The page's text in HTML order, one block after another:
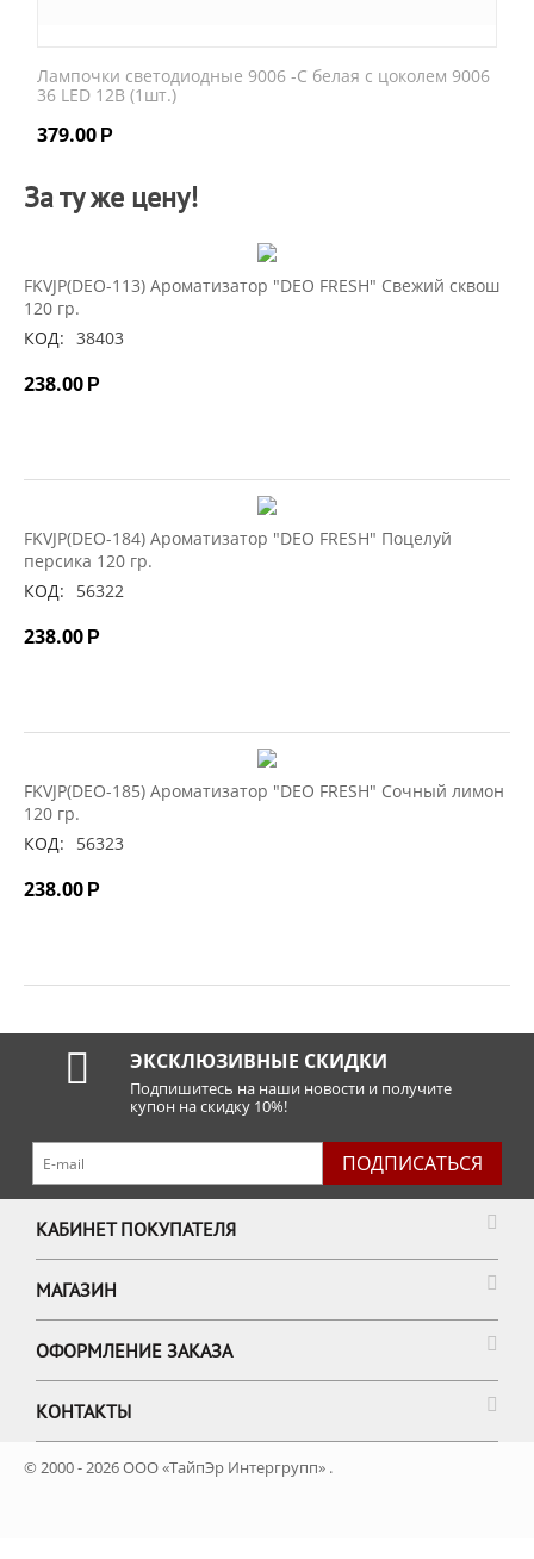
Лампочки светодиодные 9006 -C белая с цоколем 9006
36 LED 12В (1шт.)
379.00 Р
За ту же цену!
FKVJP(DEO-113) Ароматизатор "DEO FRESH" Свежий сквош
120 гр.
КОД: 38403
238.00 Р
FKVJP(DEO-184) Ароматизатор "DEO FRESH" Поцелуй
персика 120 гр.
КОД:
56322
238.00 Р
FKVJP(DEO-185) Ароматизатор "DEO FRESH" Сочный лимон
120 гр.
КОД:
56323
238.00 Р
ЭКСКЛЮЗИВНЫЕ СКИДКИ
Подпишитесь на наши новости и получите
купон на скидку 10%!
ПОДПИСАТЬСЯ
КАБИНЕТ ПОКУПАТЕЛЯ
МАГАЗИН
ОФОРМЛЕНИЕ ЗАКАЗА
КОНТАКТЫ
© 2000 - 2026 ООО «ТайпЭр Интергрупп» .